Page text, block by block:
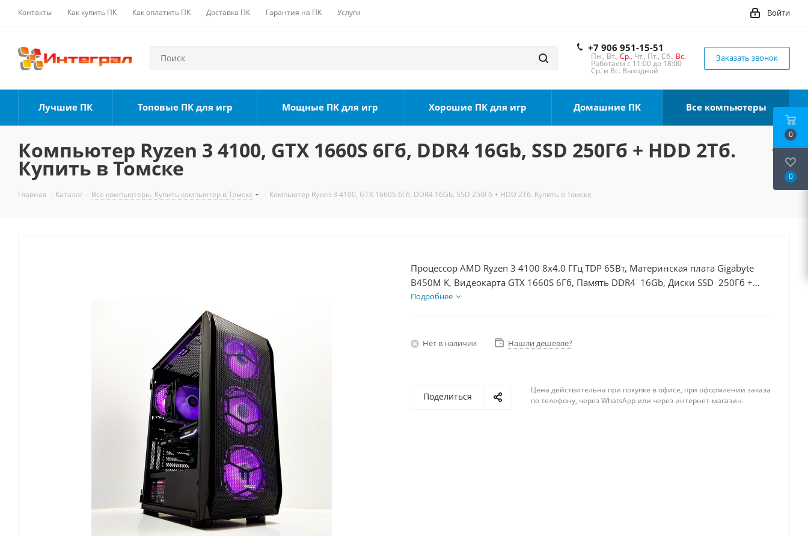
Контакты Как купить ПК Как оплатить ПК Доставка ПК Гарантия на ПК Услуги Войти
+7 906 951-15-51
Пн., Вт., Ср., Чт., Пт., Сб., Вс.
Работаем с 11:00 до 18:00
Ср. и Вс. Выходной
Заказать звонок
Лучшие ПК Топовые ПК для игр Мощные ПК для игр Хорошие ПК для игр Домашние ПК Все компьютеры
Компьютер Ryzen 3 4100, GTX 1660S 6Гб, DDR4 16Gb, SSD 250Гб + HDD 2Тб.
Купить в Томске
Главная - Каталог - Все компьютеры. Купить компьютер в Томске - Компьютер Ryzen 3 4100, GTX 1660S 6Гб, DDR4 16Gb, SSD 250Гб + HDD 2Тб. Купить в Томске
Процессор AMD Ryzen 3 4100 8x4.0 ГГц TDP 65Вт, Материнская плата Gigabyte
B450M K, Видеокарта GTX 1660S 6Гб, Память DDR4 16Gb, Диски SSD 250Гб +
HDD 2Тб, БП 600Вт
Подробнее
Нет в наличии Нашли дешевле?
Поделиться
Цена действительна при покупке в офисе, при оформлении заказа
по телефону, через WhatsApp или через интернет-магазин.
0
0